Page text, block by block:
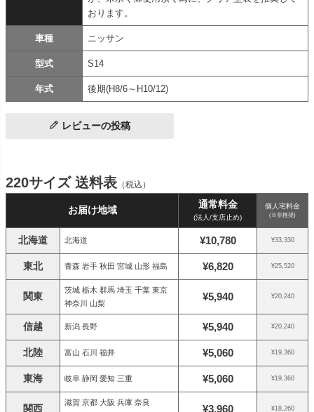
おります。
車種 ニッサン
型式 S14
年式 後期(H8/6～H10/12)
レビューの投稿
220サイズ 送料表 （税込）
お届け地域 通常料金
(法人/支店止め)
個人宅料金
(※非推奨)
北海道 北海道 ¥10,780 ¥33,330
東北 青森 岩手 秋田 宮城 山形 福島 ¥6,820 ¥25,520
関東
茨城 栃木 群馬 埼玉 千葉 東京
神奈川 山梨
¥5,940 ¥20,240
信越 新潟 長野 ¥5,940 ¥20,240
北陸 富山 石川 福井 ¥5,060 ¥19,360
東海 岐阜 静岡 愛知 三重 ¥5,060 ¥19,360
関西
滋賀 京都 大阪 兵庫 奈良
¥3,960 ¥18,260